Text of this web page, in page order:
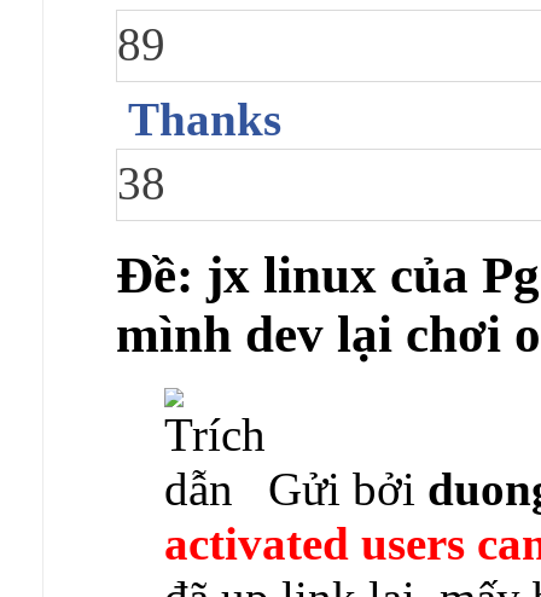
89
Thanks
38
Ðề: jx linux của
mình dev lại chơi
Gửi bởi
activated users